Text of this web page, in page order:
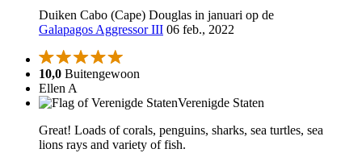
Duiken Cabo (Cape) Douglas in januari op de
Galapagos Aggressor III 06 feb., 2022
10,0 Buitengewoon
Ellen A
Verenigde Staten
Great! Loads of corals, penguins, sharks, sea turtles, sea
lions rays and variety of fish.